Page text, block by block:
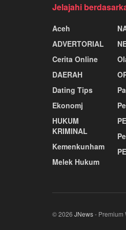
Jelajahi
Aceh
ADVERTORIAL
Cerita Online
DAERAH
Dating Tips
Ekonomj
HUKUM
KRIMINAL
Kemenkunham
Melek Hukum
© 2026 JNews- Premium